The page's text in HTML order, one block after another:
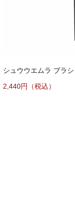
シュウウエムラ ブラ
2,440円（税込）